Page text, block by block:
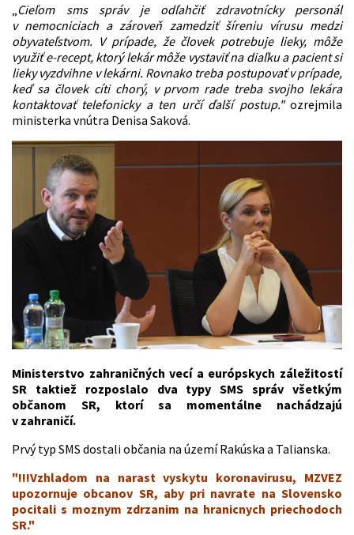
Cieľom sms správ je odľahčiť zdravotnícky personál
v nemocniciach a zároveň zamedziť šíreniu vírusu medzi
obyvateľstvom. V prípade, že človek potrebuje lieky, môže
využiť e-recept, ktorý lekár môže vystaviť na diaľku a pacient si
lieky vyzdvihne v lekárni. Rovnako treba postupovať v prípade,
keď sa človek cíti chorý, v prvom rade treba svojho lekára
kontaktovať telefonicky a ten určí ďalší postup."ozrejmila
ministerka vnútra Denisa Saková.
Ministerstvo zahraničných vecí a európskych záležitostí
SR taktiež rozposlalo dva typy SMS správ všetkým
občanom SR, ktorí sa momentálne nachádzajú
v zahraničí.
Prvý typ SMS dostali občania na území Rakúska a Talianska.
"!!!Vzhladom na narast vyskytu koronavirusu, MZVEZ
upozornuje obcanov SR, aby pri navrate na Slovensko
pocitali s moznym zdrzanim na hranicnych priechodoch
SR."